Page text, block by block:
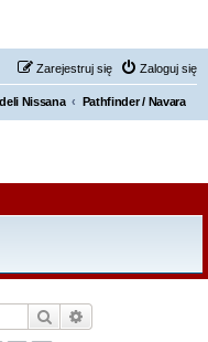
Zaloguj się
Zarejestruj się
Nissana Pathfinder / Navara
Szukaj